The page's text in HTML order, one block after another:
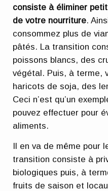
consiste à éliminer
de votre nourriture.
consommez plus de
pâtés. La transition
poissons blancs, des
végétal. Puis, à terme,
haricots de soja, des
Ceci n’est qu’un
pouvez effectuer pour
aliments.
Il en va de même pour
transition consiste à
biologiques puis, à
fruits de saison et